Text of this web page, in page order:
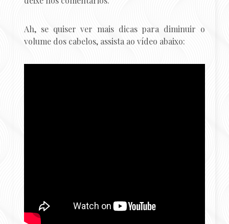
Ah, se quiser ver mais dicas para diminuir o
volume dos cabelos, assista ao vídeo abaixo: